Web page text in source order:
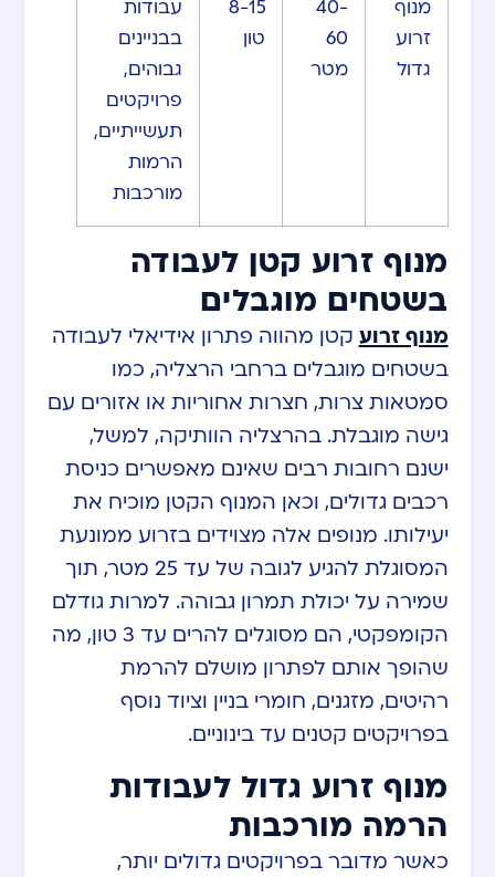
מנוף
זרוע
גדול
40-
60
מטר
8-15
טון
עבודות
בבניינים
גבוהים,
פרויקטים
תעשייתיים,
הרמות
מורכבות
מנוף זרוע קטן לעבודה
בשטחים מוגבלים
מנוף זרוע קטן מהווה פתרון אידיאלי לעבודה
בשטחים מוגבלים ברחבי הרצליה, כמו
סמטאות צרות, חצרות אחוריות או אזורים עם
גישה מוגבלת. בהרצליה הוותיקה, למשל,
ישנם רחובות רבים שאינם מאפשרים כניסת
רכבים גדולים, וכאן המנוף הקטן מוכיח את
יעילותו. מנופים אלה מצוידים בזרוע ממונעת
המסוגלת להגיע לגובה של עד 25 מטר, תוך
שמירה על יכולת תמרון גבוהה. למרות גודלם
הקומפקטי, הם מסוגלים להרים עד 3 טון, מה
שהופך אותם לפתרון מושלם להרמת
רהיטים, מזגנים, חומרי בניין וציוד נוסף
בפרויקטים קטנים עד בינוניים.
מנוף זרוע גדול לעבודות
הרמה מורכבות
כאשר מדובר בפרויקטים גדולים יותר,